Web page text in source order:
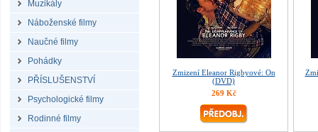
Muzikály
Náboženské filmy
Naučné filmy
Pohádky
PŘÍSLUŠENSTVÍ
Psychologické filmy
Rodinné filmy
Zmizení Eleanor Rigbyové: On
(DVD)
269 Kč